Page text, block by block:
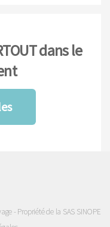
dans le
- Propriété de la SAS SINOPE